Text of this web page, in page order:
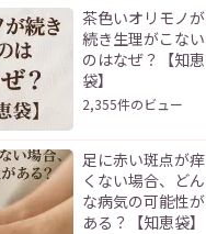
茶色いオリモノが
続き生理がこない
のはなぜ？【知恵
袋】
2,355件のビュー
足に赤い斑点が痒
くない場合、どん
な病気の可能性が
ある？【知恵袋】